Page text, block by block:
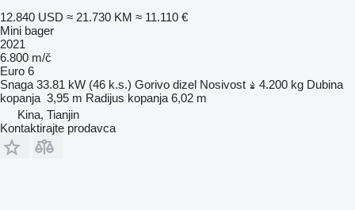
12.840 USD ≈ 21.730 KM ≈ 11.110 €
Mini bager
2021
6.800 m/č
Euro 6
Snaga 33.81 kW (46 k.s.) Gorivo dizel Nosivost 4.200 kg Dubina
kopanja 3,95 m Radijus kopanja 6,02 m
Kina, Tianjin
Kontaktirajte prodavca